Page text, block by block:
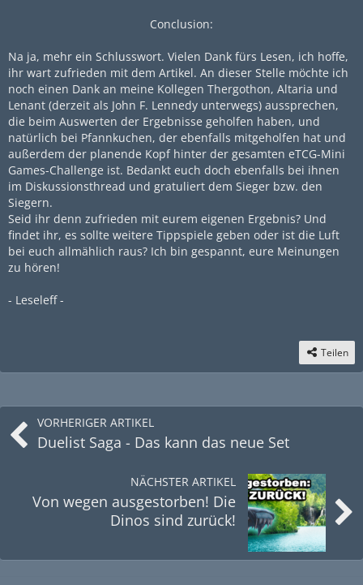
Conclusion:
Na ja, mehr ein Schlusswort. Vielen Dank fürs Lesen, ich hoffe,
ihr wart zufrieden mit dem Artikel. An dieser Stelle möchte ich
noch einen Dank an meine Kollegen Thergothon, Altaria und
Lenant (derzeit als John F. Lennedy unterwegs) aussprechen,
die beim Auswerten der Ergebnisse geholfen haben, und
natürlich bei Pfannkuchen, der ebenfalls mitgeholfen hat und
außerdem der planende Kopf hinter der gesamten eTCG-Mini
Games-Challenge ist. Bedankt euch doch ebenfalls bei ihnen
im Diskussionsthread und gratuliert dem Sieger bzw. den
Siegern.
Seid ihr denn zufrieden mit eurem eigenen Ergebnis? Und
findet ihr, es sollte weitere Tippspiele geben oder ist die Luft
bei euch allmählich raus? Ich bin gespannt, eure Meinungen
zu hören!
- Leseleff -
Teilen
VORHERIGER ARTIKEL
Duelist Saga - Das kann das neue Set
NÄCHSTER ARTIKEL
Von wegen ausgestorben! Die
Dinos sind zurück!